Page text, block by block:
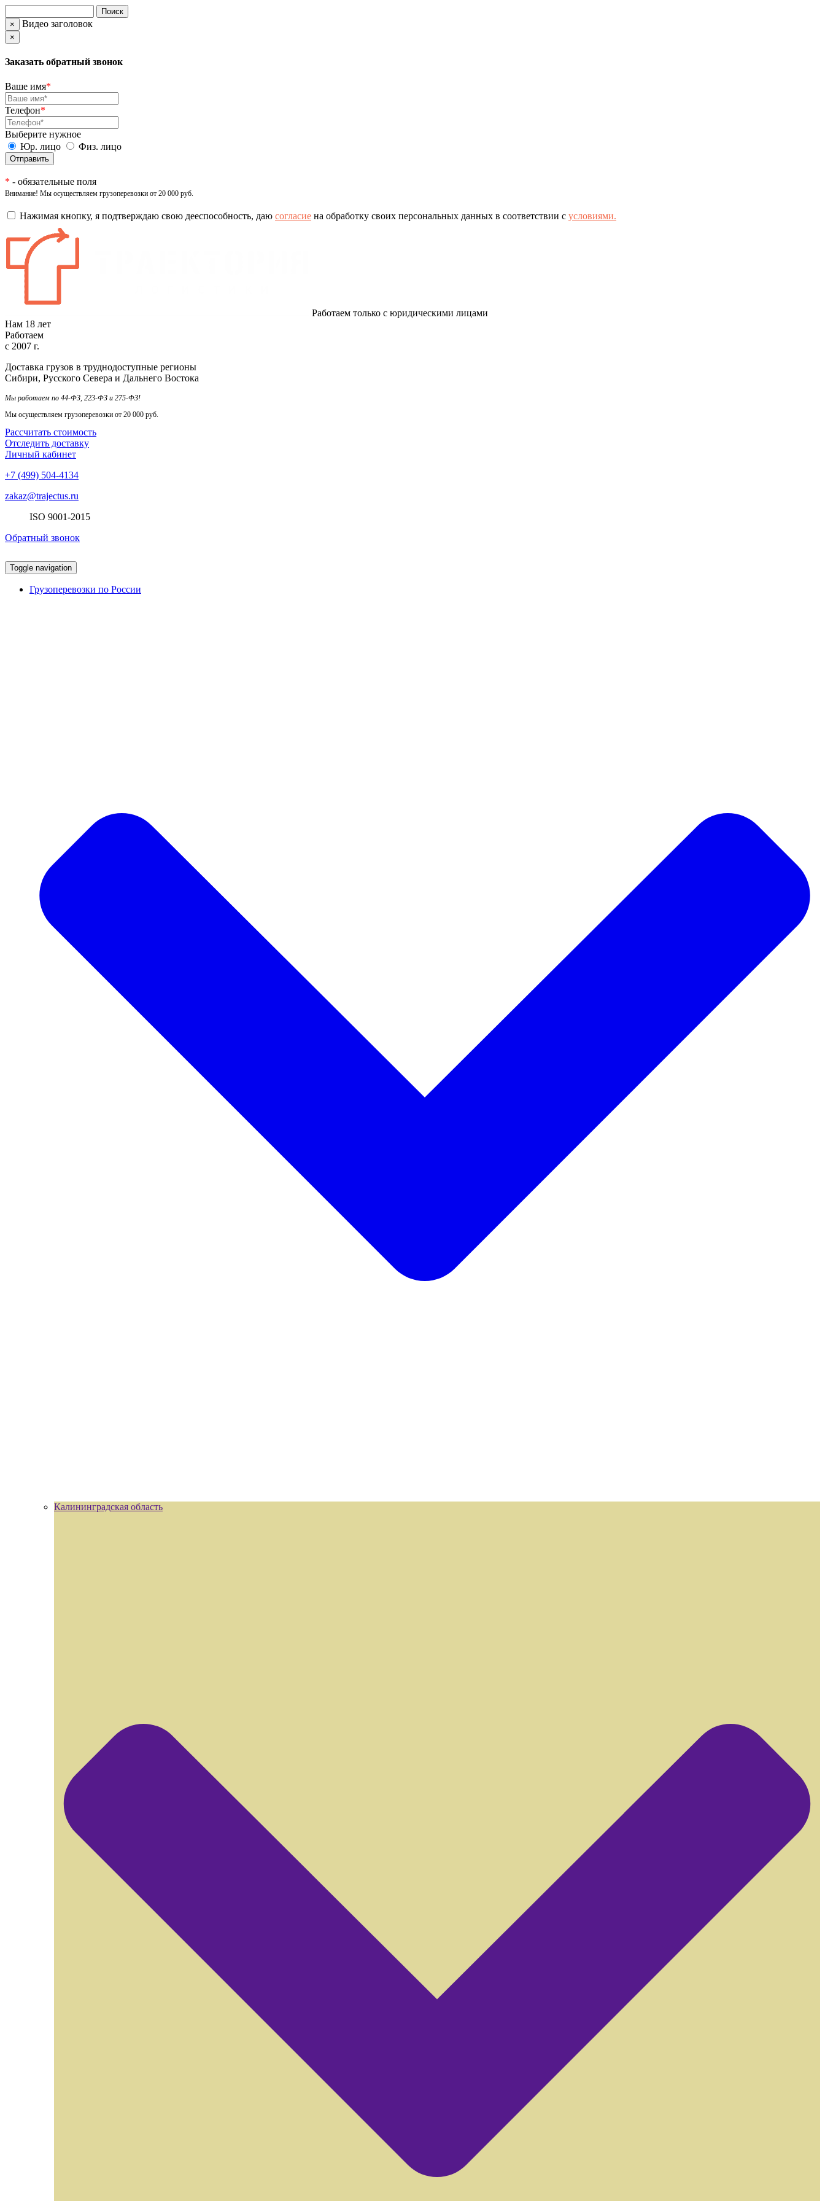
× Видео заголовок
×
Заказать обратный звонок
Ваше имя*
Телефон*
Выберите нужное
Юр. лицо
Физ. лицо
* - обязательные поля
Внимание! Мы осуществляем грузоперевозки от 20 000 руб.
Нажимая кнопку, я подтверждаю свою дееспособность, даю согласие на обработку своих персональных данных в соответствии с условиями.
Работаем только с юридическими лицами
Нам 18 лет
Работаем
с 2007 г.
Доставка грузов в труднодоступные регионы
Сибири, Русского Севера и Дальнего Востока
Мы работаем по 44-ФЗ, 223-ФЗ и 275-ФЗ!
Мы осуществляем грузоперевозки от 20 000 руб.
Рассчитать стоимость
Отследить доставку
Личный кабинет
+7 (499) 504-4134
zakaz@trajectus.ru
ISO 9001-2015
Обратный звонок
Toggle navigation
Грузоперевозки по России
Калининградская область